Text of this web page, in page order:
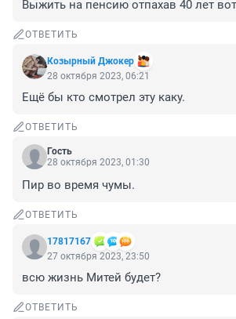
Выжить на пенсию отпахав 40 лет
ОТВЕТИТЬ
Козырный Джокер
28 октября 2023, 06:21
Ещё бы кто смотрел эту каку.
ОТВЕТИТЬ
Гость
28 октября 2023, 01:30
Пир во время чумы.
ОТВЕТИТЬ
17817167
27 октября 2023, 23:50
всю жизнь Митей будет?
ОТВЕТИТЬ